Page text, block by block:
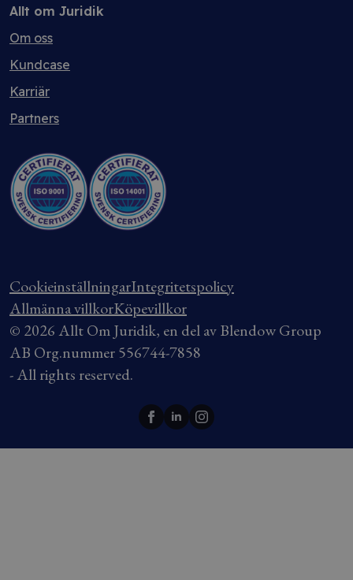
Allt om Juridik
Om oss
Kundcase
Karriär
Partners
CookieinställningarIntegritetspolicy
Allmänna villkorKöpevillkor
© 2026 Allt Om Juridik, en del av Blendow Group
AB Org.nummer 556744-7858
- All rights reserved.